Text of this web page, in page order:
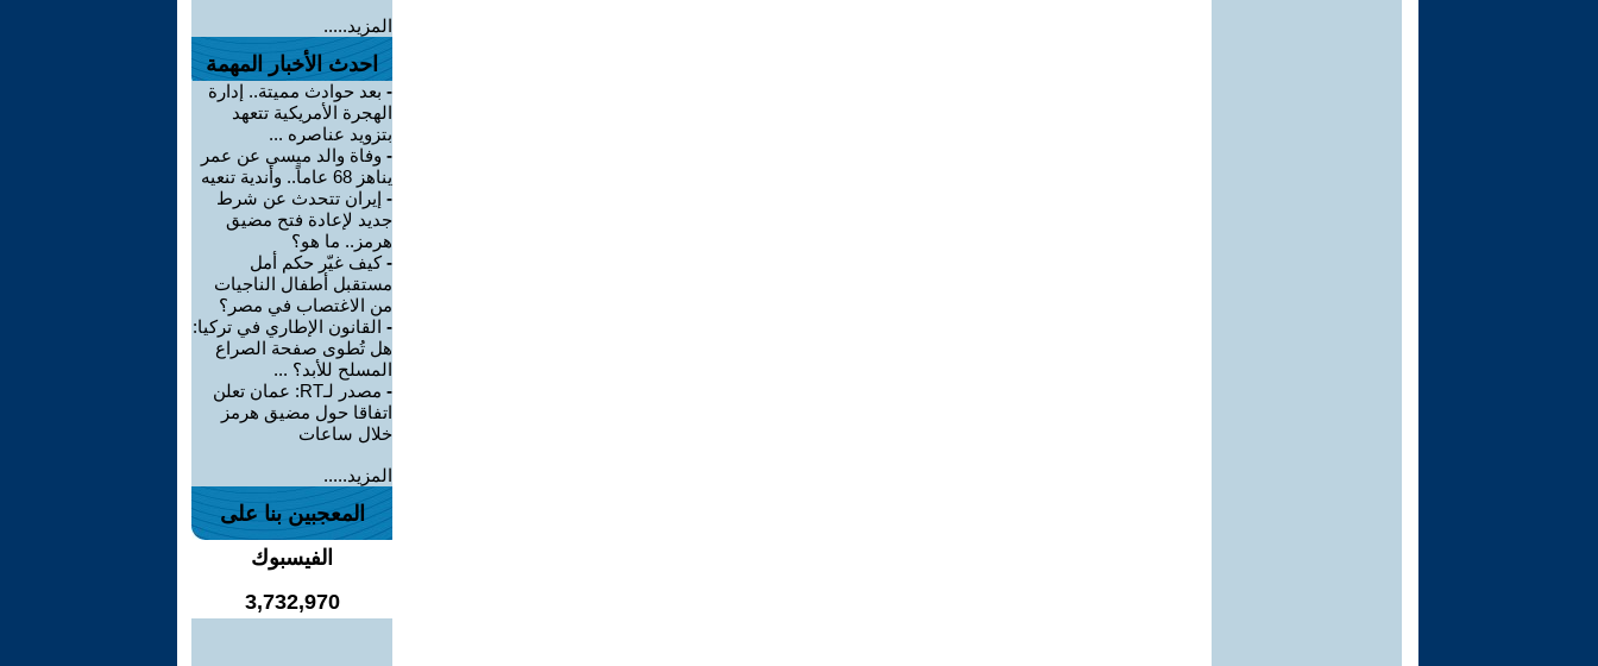
المزيد.....
احدث الأخبار المهمة
- بعد حوادث مميتة.. إدارة
الهجرة الأمريكية تتعهد
بتزويد عناصره ...
- وفاة والد ميسي عن عمر
يناهز 68 عاماً.. وأندية تنعيه
- إيران تتحدث عن شرط
جديد لإعادة فتح مضيق
هرمز.. ما هو؟
-كيف غيّر حكم أمل
مستقبل أطفال الناجيات
من الاغتصاب في مصر؟
- القانون الإطاري في تركيا:
هل تُطوى صفحة الصراع
المسلح للأبد؟ ...
-
مصدر لـRT: عمان تعلن
اتفاقا حول مضيق هرمز
خلال ساعات
المزيد.....
المعجبين بنا على
الفيسبوك
3,732,970